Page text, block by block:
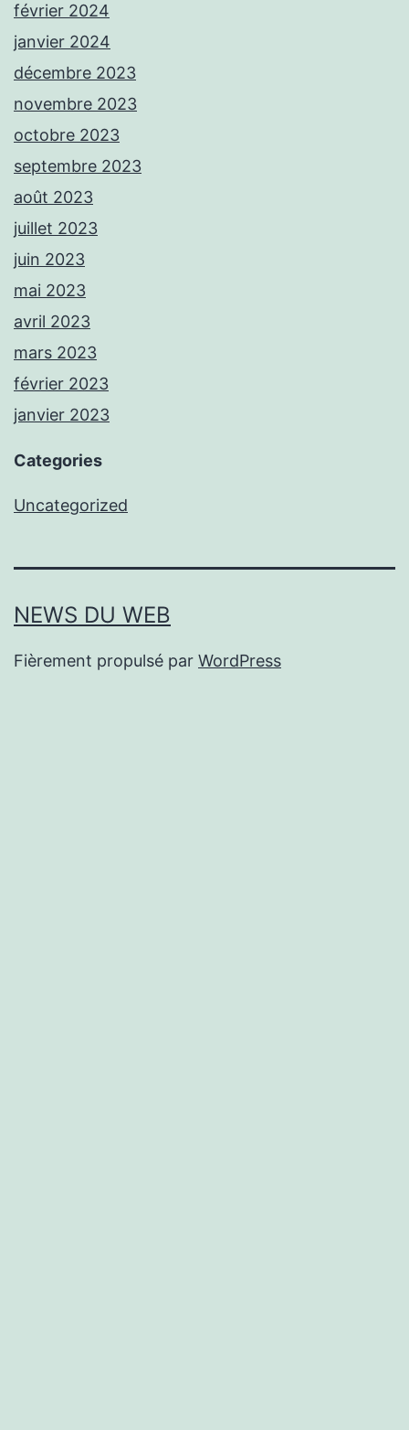
février 2024
janvier 2024
décembre 2023
novembre 2023
octobre 2023
septembre 2023
août 2023
juillet 2023
juin 2023
mai 2023
avril 2023
mars 2023
février 2023
janvier 2023
Categories
Uncategorized
NEWS DU WEB
Fièrement propulsé par WordPress